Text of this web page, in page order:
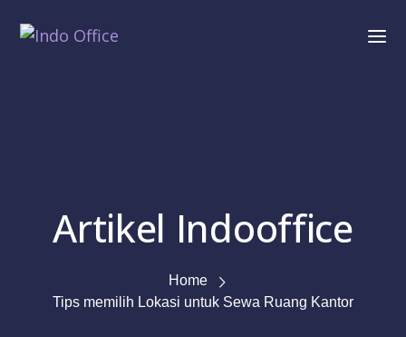
Artikel Indooffice
Home
Tips memilih Lokasi untuk Sewa Ruang Kantor